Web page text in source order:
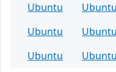
Ubuntu
Ubuntu
Ubuntu
Ubuntu
Ubuntu
Ubuntu